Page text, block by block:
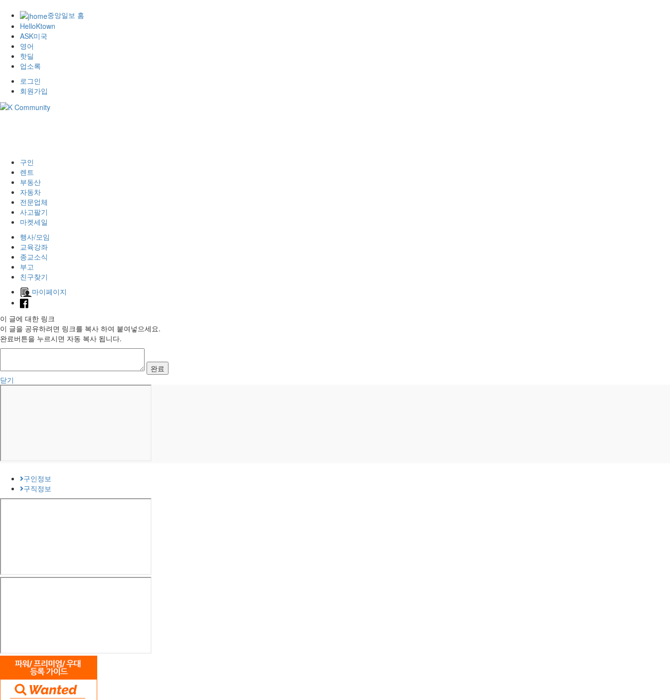
중앙일보 홈
HelloKtown
ASK미국
영어
핫딜
업소록
로그인
회원가입
구인
렌트
부동산
자동차
전문업체
사고팔기
마켓세일
행사/모임
교육강좌
종교소식
부고
친구찾기
마이페이지
이 글에 대한 링크
이 글을 공유하려면 링크를 복사 하여 붙여넣으세요.
완료버튼을 누르시면 자동 복사 됩니다.
완료
닫기
구인정보
구직정보